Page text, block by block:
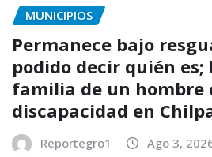
MUNICIPIOS
Permanece bajo
podido decir quién es;
familia de un hombre
discapacidad en
Reportegro1 Ago 3,